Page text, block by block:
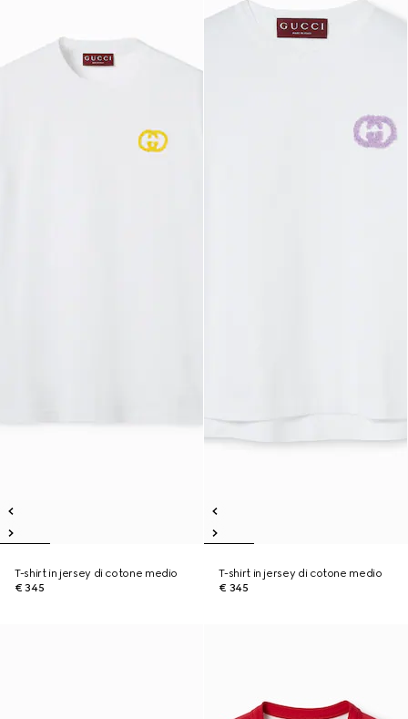
T-shirt in jersey di cotone medio
€ 345
T-shirt in jersey di cotone medio
€ 345